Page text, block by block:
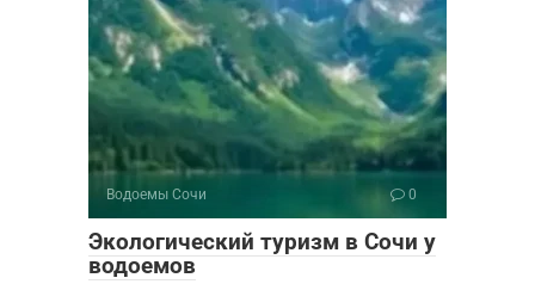
Водоемы Сочи 0
Экологический туризм в Сочи у
водоемов